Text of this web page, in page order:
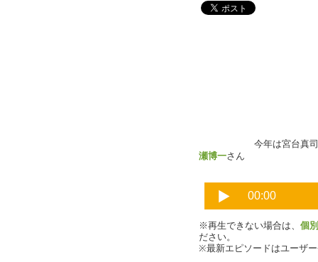
今年は宮台真司さ
瀬博一さん
※再生できない場合は、 個
ださい。
※最新エピソードはユーザ